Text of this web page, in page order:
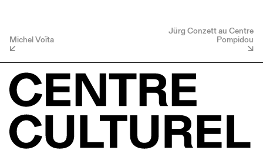
Michel Voïta
Jürg Conzett au Centre
Pompidou